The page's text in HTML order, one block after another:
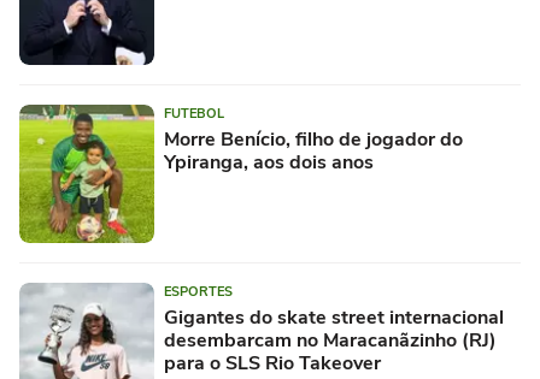
FUTEBOL
Morre Benício, filho de jogador do
Ypiranga, aos dois anos
ESPORTES
Gigantes do skate street internacional
desembarcam no Maracanãzinho (RJ)
para o SLS Rio Takeover